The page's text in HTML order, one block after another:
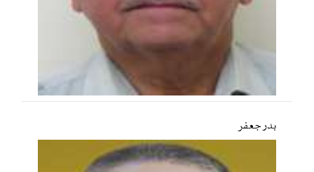
بدر جعفر